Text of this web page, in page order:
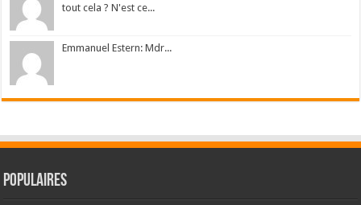
tout cela ? N'est ce...
Emmanuel Estern: Mdr...
Populaires